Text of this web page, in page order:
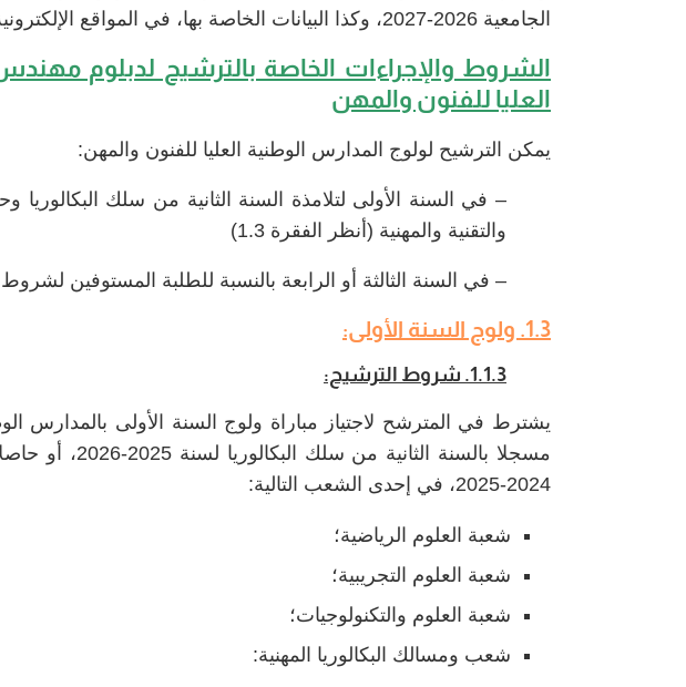
الجامعية 2026-2027، وكذا البيانات الخاصة بها، في المواقع الإلكترونية لهذه المؤسسات.
الشروط والإجراءات الخاصة بالترشيح لدبلوم
العليا للفنون والمهن
يمكن الترشيح لولوج المدارس الوطنية العليا للفنون والمهن:
– في السنة الأولى لتلامذة السنة الثانية من سلك البكالوريا
والتقنية والمهنية (أنظر الفقرة 1.3)
– في السنة الثالثة أو الرابعة بالنسبة للطلبة المستوفين لشروط
1.3. ولوج السنة الأولى:
1.1.3. شروط الترشيح:
يشترط في المترشح لاجتياز مباراة ولوج السنة الأولى بالمدارس
مسجلا بالسنة
2024-2025، في إحدى الشعب التالية:
شعبة العلوم الرياضية؛
شعبة العلوم التجريبية؛
شعبة العلوم والتكنولوجيات؛
شعب ومسالك البكالوريا المهنية: